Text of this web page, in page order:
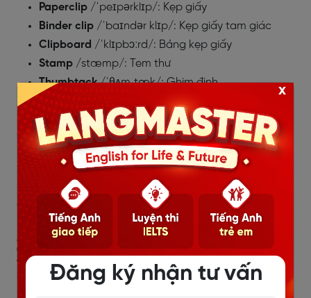
Paperclip /ˈpeɪpərklɪp/: Kẹp giấy
Binder clip /ˈbaɪndər klɪp/: Kẹp giấy tam giác
Clipboard /ˈklɪpbɔːrd/: Bảng kẹp giấy
Stamp /stæmp/: Tem thư
Thumbtack/ˈθʌmˌtæk/: Ghim đinh
Staples /ˈsteɪplz/: Ghim bấm
Xem thêm:
=>TỪ VỰNG VỀ ĐỒ DÙNG HỌC TẬP TIẾNG ANH
=>TỪ VỰNG VỀ CÁC VẬT DỤNG TRONG NHÀ BẰNG
TIẾNG ANH
2. Thành ngữ sử dụng các từ
vựng liên quan đến văn phòng
phẩmĐăng ký nhận tư vấn
x